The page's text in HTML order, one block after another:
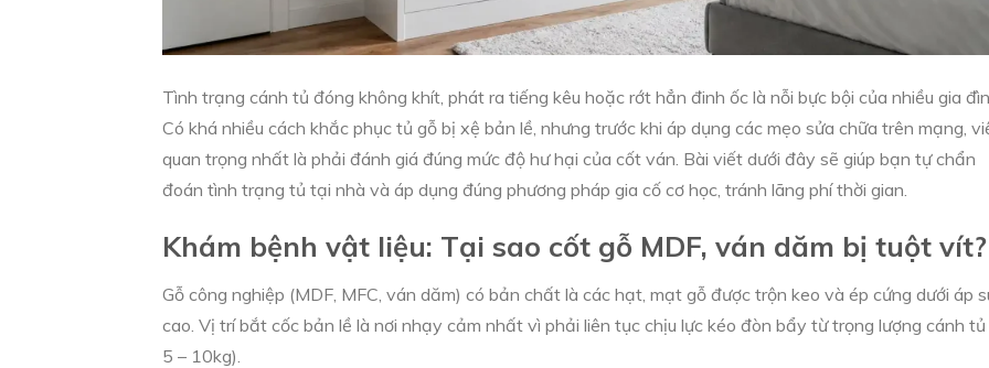
Tình trạng cánh tủ đóng không khít, phát ra tiếng kêu hoặc rớt hẳn đinh ốc là nỗi bực bội của nhiều gia
Có khá nhiều cách khắc phục tủ gỗ bị xệ bản lề, nhưng trước khi áp dụng các mẹo sửa chữa trên mạng,
quan trọng nhất là phải đánh giá đúng mức độ hư hại của cốt ván. Bài viết dưới đây sẽ giúp bạn tự chẩn
đoán tình trạng tủ tại nhà và áp dụng đúng phương pháp gia cố cơ học, tránh lãng phí thời gian.
Khám bệnh vật liệu: Tại sao cốt gỗ MDF, ván dăm bị tuột vít?
Gỗ công nghiệp (MDF, MFC, ván dăm) có bản chất là các hạt, mạt gỗ được trộn keo và ép cứng dưới áp
cao. Vị trí bắt cốc bản lề là nơi nhạy cảm nhất vì phải liên tục chịu lực kéo đòn bẩy từ trọng lượng cánh
5 – 10kg).